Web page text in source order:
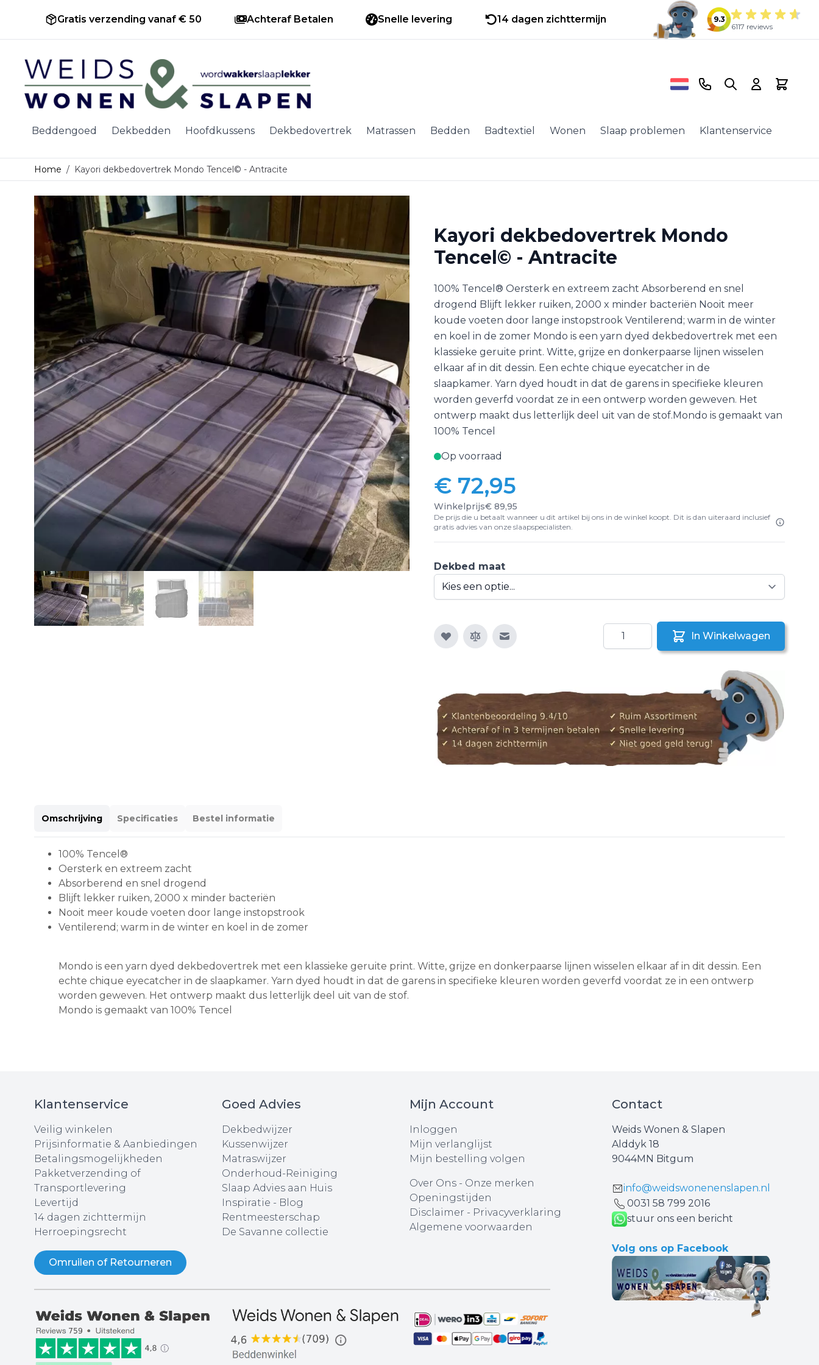
Gratis verzending vanaf € 50 Achteraf Betalen Snelle levering 14 dagen zichttermijn
9.3
6117 reviews
Ga naar de inhoud
Beddengoed Dekbedden Hoofdkussens Dekbedovertrek Matrassen Bedden Badtextiel Wonen Slaap problemen Klantenservice
Telefoonnummer
Search Cart
Home / Kayori dekbedovertrek Mondo Tencel© - Antracite
Kayori dekbedovertrek Mondo
Tencel© - Antracite
100% Tencel® Oersterk en extreem zacht Absorberend en snel
drogend Blijft lekker ruiken, 2000 x minder bacteriën Nooit meer
koude voeten door lange instopstrook Ventilerend; warm in de winter
en koel in de zomer Mondo is een yarn dyed dekbedovertrek met een
klassieke geruite print. Witte, grijze en donkerpaarse lijnen wisselen
elkaar af in dit dessin. Een echte chique eyecatcher in de
slaapkamer. Yarn dyed houdt in dat de garens in specifieke kleuren
worden geverfd voordat ze in een ontwerp worden geweven. Het
ontwerp maakt dus letterlijk deel uit van de stof.Mondo is gemaakt van
100% Tencel
Op voorraad
Vanaf:
€ 72,95
Winkelprijs€ 89,95
De prijs die u betaalt wanneer u dit artikel bij ons in de winkel koopt. Dit is dan uiteraard inclusief
gratis advies van onze slaapspecialisten.
Dekbed maat
E-mail naar een vriend
Aantal
In Winkelwagen
Omschrijving Specificaties Bestel informatie
100% Tencel®
Oersterk en extreem zacht
Absorberend en snel drogend
Blijft lekker ruiken, 2000 x minder bacteriën
Nooit meer koude voeten door lange instopstrook
Ventilerend; warm in de winter en koel in de zomer
Mondo is een yarn dyed dekbedovertrek met een klassieke geruite print. Witte, grijze en donkerpaarse lijnen wisselen elkaar af in dit dessin. Een
echte chique eyecatcher in de slaapkamer. Yarn dyed houdt in dat de garens in specifieke kleuren worden geverfd voordat ze in een ontwerp
worden geweven. Het ontwerp maakt dus letterlijk deel uit van de stof.
Mondo is gemaakt van 100% Tencel
Klantenservice
Veilig winkelen
Prijsinformatie & Aanbiedingen
Betalingsmogelijkheden
Pakketverzending of
Transportlevering
Levertijd
14 dagen zichttermijn
Herroepingsrecht
Omruilen of Retourneren
Goed Advies
Dekbedwijzer
Kussenwijzer
Matraswijzer
Onderhoud-Reiniging
Slaap Advies aan Huis
Inspiratie - Blog
Rentmeesterschap
De Savanne collectie
Mijn Account
Inloggen
Mijn verlanglijst
Mijn bestelling volgen
Over Ons- Onze merken
Openingstijden
Disclaimer - Privacyverklaring
Algemene voorwaarden
Contact
Weids Wonen & Slapen
Alddyk 18
9044MN Bitgum
info@weidswonenenslapen.nl
0031 ‪58 799 2016‬
stuur ons een bericht
Volg ons op Facebook